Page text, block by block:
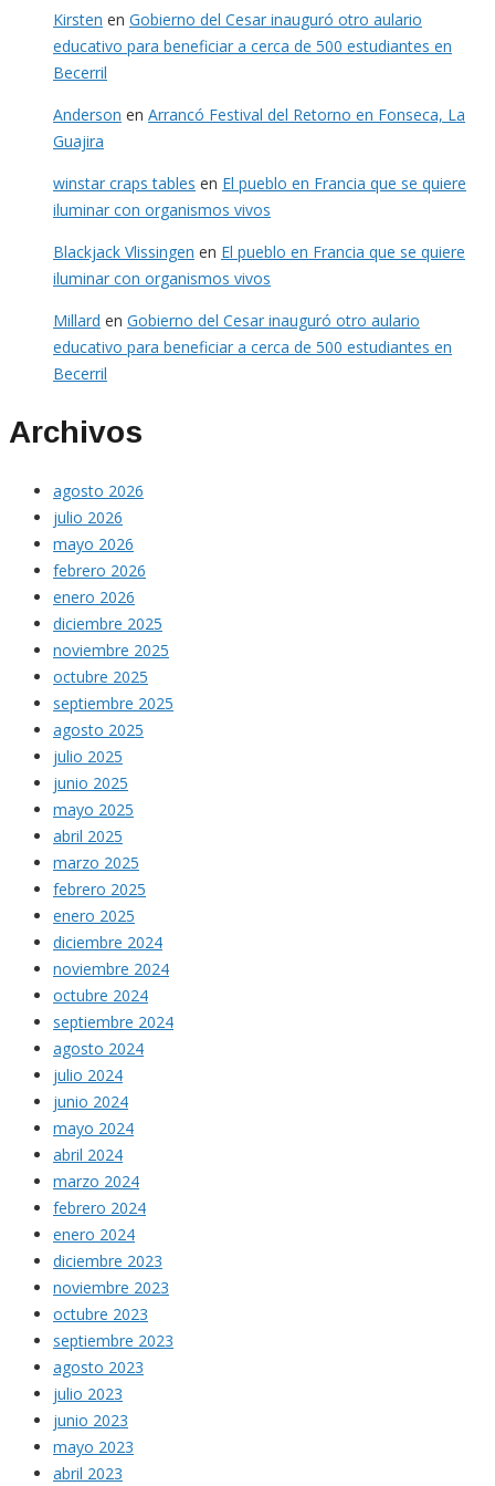
Kirsten en Gobierno del Cesar inauguró otro aulario
educativo para beneficiar a cerca de 500 estudiantes en
Becerril
Anderson en Arrancó Festival del Retorno en Fonseca, La
Guajira
winstar craps tables en El pueblo en Francia que se quiere
iluminar con organismos vivos
Blackjack Vlissingen en El pueblo en Francia que se quiere
iluminar con organismos vivos
Millard en Gobierno del Cesar inauguró otro aulario
educativo para beneficiar a cerca de 500 estudiantes en
Becerril
Archivos
agosto 2026
julio 2026
mayo 2026
febrero 2026
enero 2026
diciembre 2025
noviembre 2025
octubre 2025
septiembre 2025
agosto 2025
julio 2025
junio 2025
mayo 2025
abril 2025
marzo 2025
febrero 2025
enero 2025
diciembre 2024
noviembre 2024
octubre 2024
septiembre 2024
agosto 2024
julio 2024
junio 2024
mayo 2024
abril 2024
marzo 2024
febrero 2024
enero 2024
diciembre 2023
noviembre 2023
octubre 2023
septiembre 2023
agosto 2023
julio 2023
junio 2023
mayo 2023
abril 2023